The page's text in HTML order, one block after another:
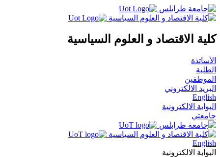
كلية الاقتصاد و العلوم السياسية
الأساتذة
الطلبة
الموظفين
البريد الالكتروني
English
البوابة الالكترونية
جامعتي
English
البوابة الالكترونية